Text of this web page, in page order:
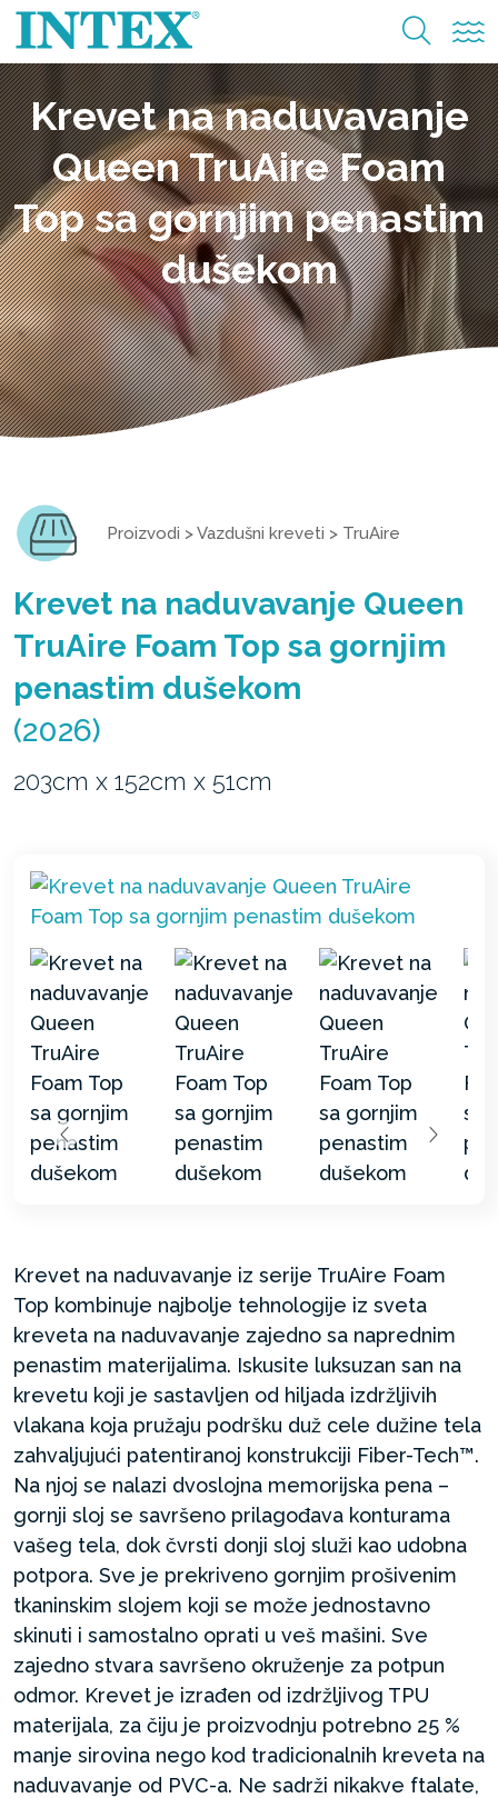
Krevet na naduvavanje
Queen TruAire Foam
Top sa gornjim penastim
dušekom
Proizvodi >Vazdušni kreveti > TruAire
Krevet na naduvavanje Queen
TruAire Foam Top sa gornjim
penastim dušekom
(2026)
203cm x 152cm x 51cm
Krevet na naduvavanje iz serije TruAire Foam
Top kombinuje najbolje tehnologije iz sveta
kreveta na naduvavanje zajedno sa naprednim
penastim materijalima. Iskusite luksuzan san na
krevetu koji je sastavljen od hiljada izdržljivih
vlakana koja pružaju podršku duž cele dužine tela
zahvaljujući patentiranoj konstrukciji Fiber-Tech™.
Na njoj se nalazi dvoslojna memorijska pena –
gornji sloj se savršeno prilagođava konturama
vašeg tela, dok čvrsti donji sloj služi kao udobna
potpora. Sve je prekriveno gornjim prošivenim
tkaninskim slojem koji se može jednostavno
skinuti i samostalno oprati u veš mašini. Sve
zajedno stvara savršeno okruženje za potpun
odmor. Krevet je izrađen od izdržljivog TPU
materijala, za čiju je proizvodnju potrebno 25 %
manje sirovina nego kod tradicionalnih kreveta na
naduvavanje od PVC-a. Ne sadrži nikakve ftalate,